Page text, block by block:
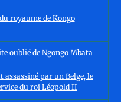
royaume de Kongo
oublié de Ngongo Mbata
assassiné par un Belge, le
du roi Léopold II